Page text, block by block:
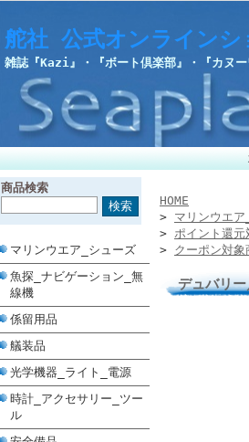
舵社 公式オンライン
雑誌『Kazi』・『ボート倶楽部』・『カヌ
商品検索
マリンウエア_シューズ
魚探_ナビゲーション_無
線機
係留用品
艤装品
光学機器_ライト_電源
時計_アクセサリー_ツー
ル
HOME
> マリンウエ
> ポイント還元
> クーポン対象
デュバリ